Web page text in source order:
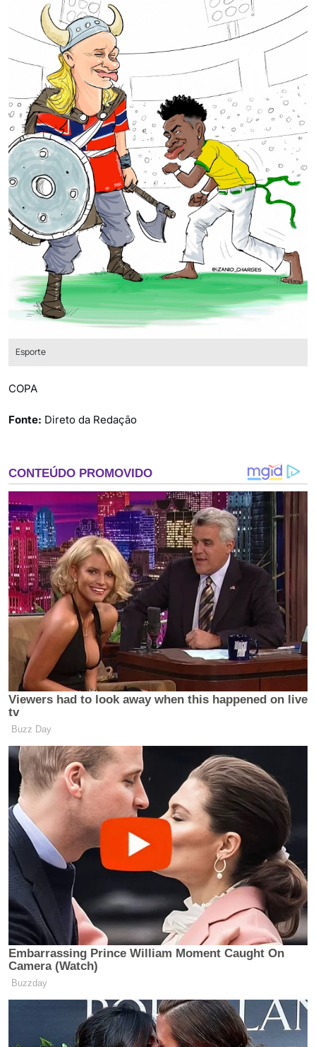
Esporte
COPA
Fonte: Direto da Redação